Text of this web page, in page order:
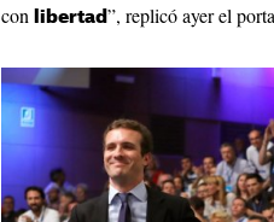
con
libertad ”, replicó ayer el